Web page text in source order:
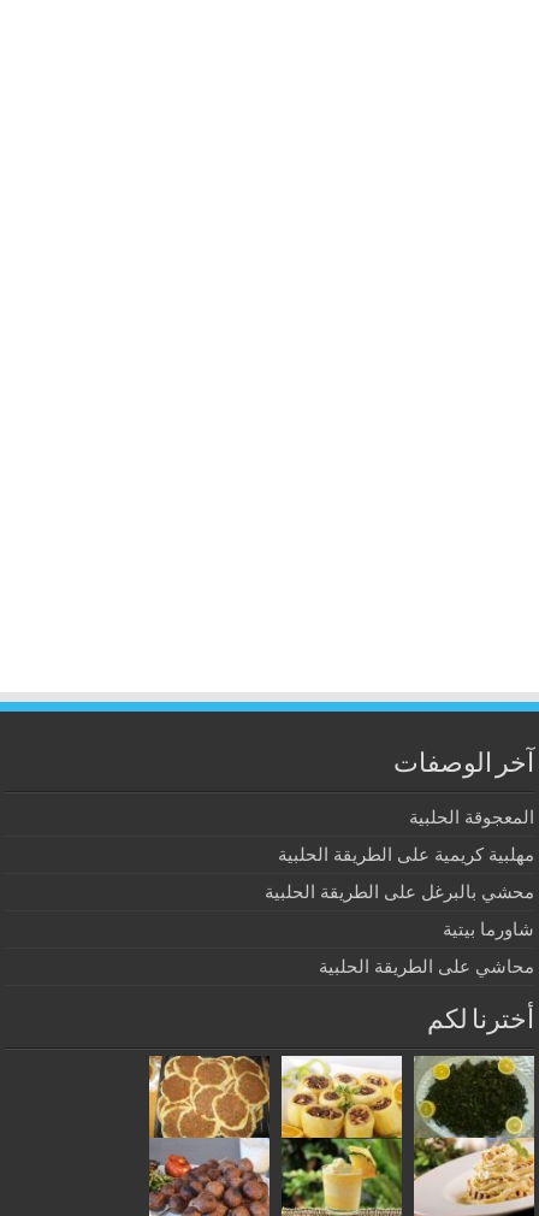
آخر الوصفات
المعجوقة الحلبية
مهلبية كريمية على الطريقة الحلبية
محشي بالبرغل على الطريقة الحلبية
شاورما بيتية
محاشي على الطريقة الحلبية
أخترنا لكم